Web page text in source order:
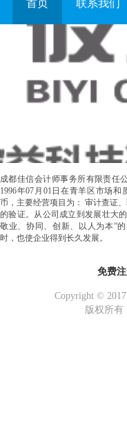
首页 联系我们
成都佳信会计师事务所有限责任
1996年07月01日在青羊区市场
币，主要经营项目为： 审计查证
的验证。从公司成立到发展壮大
敬业、协同、创新、以人为本”
时，也使企业得到长久发展。
免费
Copyright ©
版权所